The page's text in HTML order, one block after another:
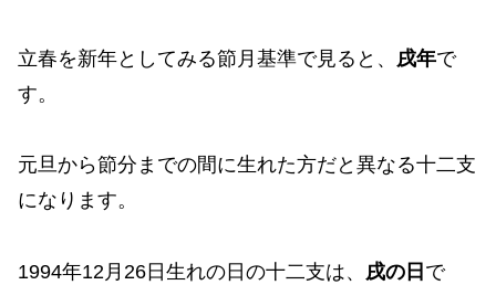
立春を新年としてみる節月基準で見ると、 戌年で
す。
元旦から節分までの間に生れた方だと異なる十二支
になります。
1994年12月26日生れの日の十二支は、 戌の日 で